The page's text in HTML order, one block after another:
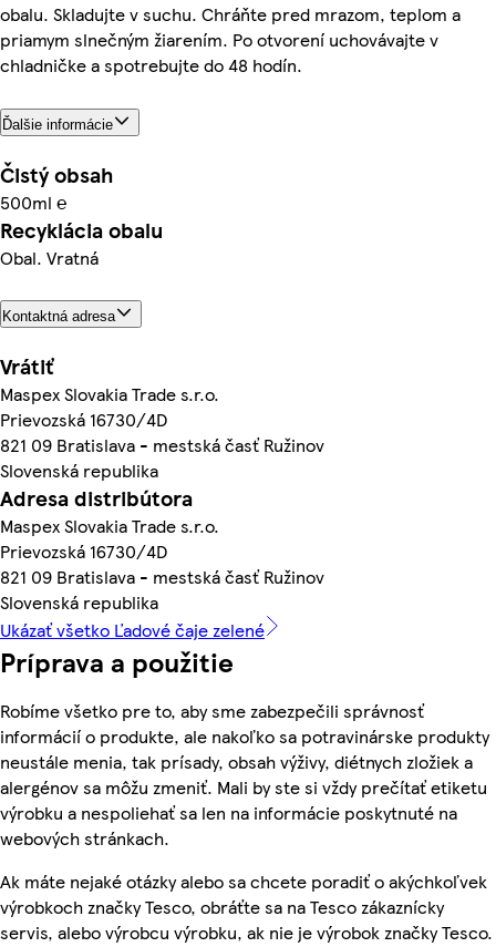
obalu. Skladujte v suchu. Chráňte pred mrazom, teplom a
priamym slnečným žiarením. Po otvorení uchovávajte v
chladničke a spotrebujte do 48 hodín.
Ďalšie informácie
Čistý obsah
500ml ℮
Recyklácia obalu
Obal. Vratná
Kontaktná adresa
Vrátiť
Maspex Slovakia Trade s.r.o.
Prievozská 16730/4D
821 09 Bratislava - mestská časť Ružinov
Slovenská republika
Adresa distribútora
Maspex Slovakia Trade s.r.o.
Prievozská 16730/4D
821 09 Bratislava - mestská časť Ružinov
Slovenská republika
Ukázať všetko Ľadové čaje zelené
Príprava a použitie
Robíme všetko pre to, aby sme zabezpečili správnosť
informácií o produkte, ale nakoľko sa potravinárske produkty
neustále menia, tak prísady, obsah výživy, diétnych zložiek a
alergénov sa môžu zmeniť. Mali by ste si vždy prečítať etiketu
výrobku a nespoliehať sa len na informácie poskytnuté na
webových stránkach.
Ak máte nejaké otázky alebo sa chcete poradiť o akýchkoľvek
výrobkoch značky Tesco, obráťte sa na Tesco zákaznícky
servis, alebo výrobcu výrobku, ak nie je výrobok značky Tesco.